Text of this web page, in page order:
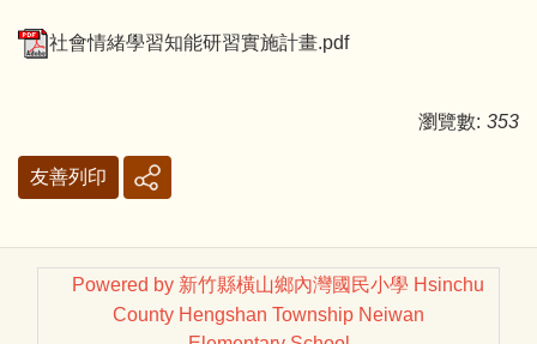
社會情緒學習知能研習實施計畫.pdf
瀏覽數: 353
友善列印
Powered by 新竹縣橫山鄉內灣國民小學 Hsinchu
County Hengshan Township Neiwan